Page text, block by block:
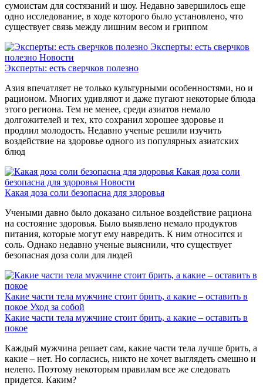
сумоистам для состязаний и шоу. Недавно завершилось еще
одно исследование, в ходе которого было установлено, что
существует связь между лишним весом и гриппом
Эксперты: есть сверчков
полезно Новости
Эксперты: есть сверчков полезно
Азия впечатляет не только культурными особенностями, но и
рационом. Многих удивляют и даже пугают некоторые блюда
этого региона. Тем не менее, среди азиатов немало
долгожителей и тех, кто сохранил хорошее здоровье и
продлил молодость. Недавно ученые решили изучить
воздействие на здоровье одного из популярных азиатских
блюд
Какая доза соли
безопасна для здоровья Новости
Какая доза соли безопасна для здоровья
Учеными давно было доказано сильное воздействие рациона
на состояние здоровья. Было выявлено немало продуктов
питания, которые могут ему навредить. К ним относится и
соль. Однако недавно ученые выяснили, что существует
безопасная доза соли для людей
Какие части тела мужчине стоит брить, а какие – оставить в
покое Уход за собой
Какие части тела мужчине стоит брить, а какие – оставить в
покое
Каждый мужчина решает сам, какие части тела лучше брить, а
какие – нет. Но согласись, никто не хочет выглядеть смешно и
нелепо. Поэтому некоторым правилам все же следовать
придется. Каким?